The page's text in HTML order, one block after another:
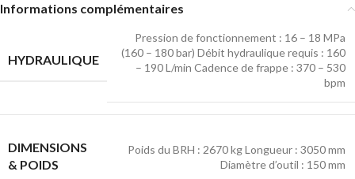
Informations complémentaires
HYDRAULIQUE
Pression de fonctionnement : 16 – 18 MPa
(160 – 180 bar) Débit hydraulique requis : 160
– 190 L/min Cadence de frappe : 370 – 530
bpm
DIMENSIONS
& POIDS
Poids du BRH : 2670 kg Longueur : 3050 mm
Diamètre d’outil : 150 mm